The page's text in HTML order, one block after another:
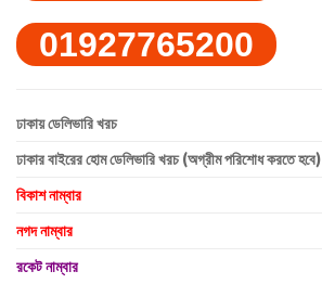
01927765200
ঢাকায় ডেলিভারি খরচ
ঢাকার বাইরের হোম ডেলিভারি খরচ (অগ্রীম পরিশোধ করতে হবে)
বিকাশ নাম্বার
নগদ নাম্বার
রকেট নাম্বার